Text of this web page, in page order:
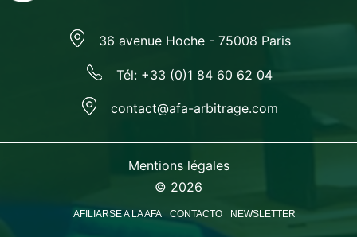
36 avenue Hoche - 75008 Paris
Tél: +33 (0)1 84 60 62 04
contact@afa-arbitrage.com
Mentions légales
© 2026
AFILIARSE A LA AFA CONTACTO NEWSLETTER